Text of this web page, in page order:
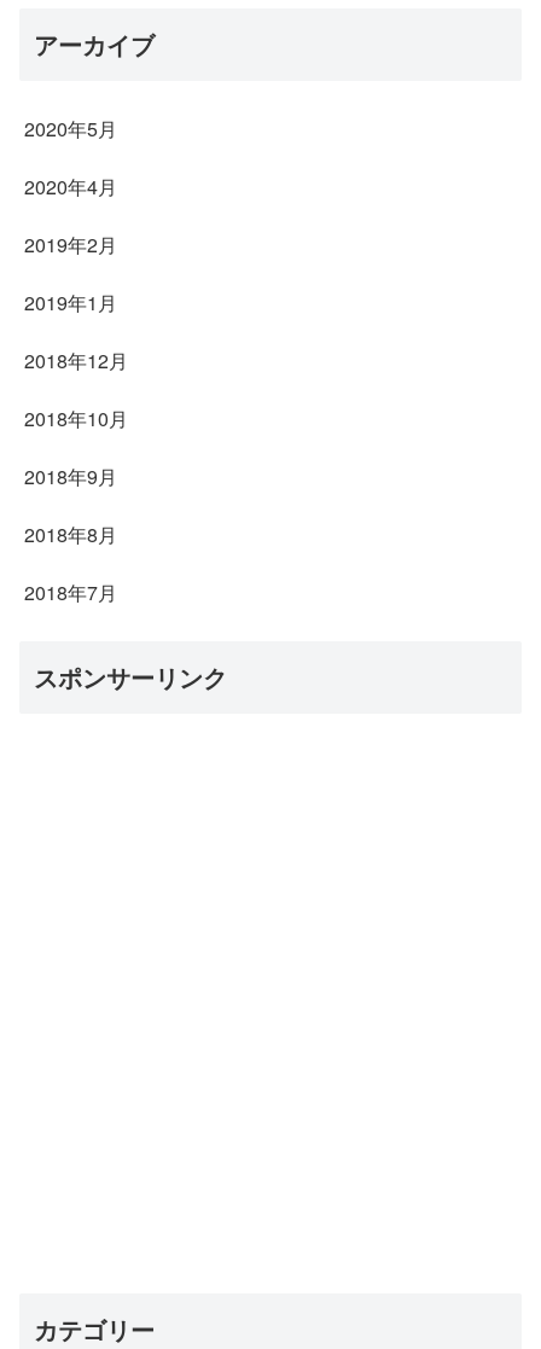
アーカイブ
2020年5月
2020年4月
2019年2月
2019年1月
2018年12月
2018年10月
2018年9月
2018年8月
2018年7月
スポンサーリンク
カテゴリー